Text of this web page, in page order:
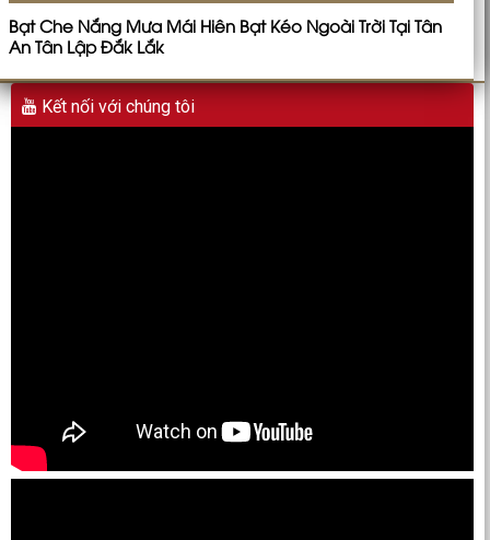
Bạt Che Nắng Mưa Mái Hiên Bạt Kéo Ngoài Trời Tại Tân
An Tân Lập Đắk Lắk
Kết nối với chúng tôi